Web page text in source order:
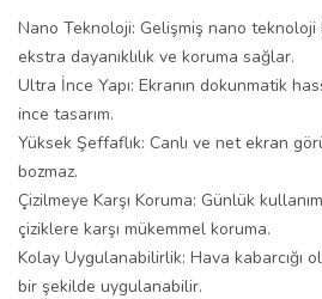
Nano Teknoloji: Gelişmiş nano teknoloji
ekstra dayanıklılık ve koruma sağlar.
Ultra İnce Yapı: Ekranın dokunmatik
ince tasarım.
Yüksek Şeffaflık: Canlı ve net ekran
bozmaz.
Çizilmeye Karşı Koruma: Günlük
çiziklere karşı mükemmel koruma.
Kolay Uygulanabilirlik: Hava kabarcığı
bir şekilde uygulanabilir.